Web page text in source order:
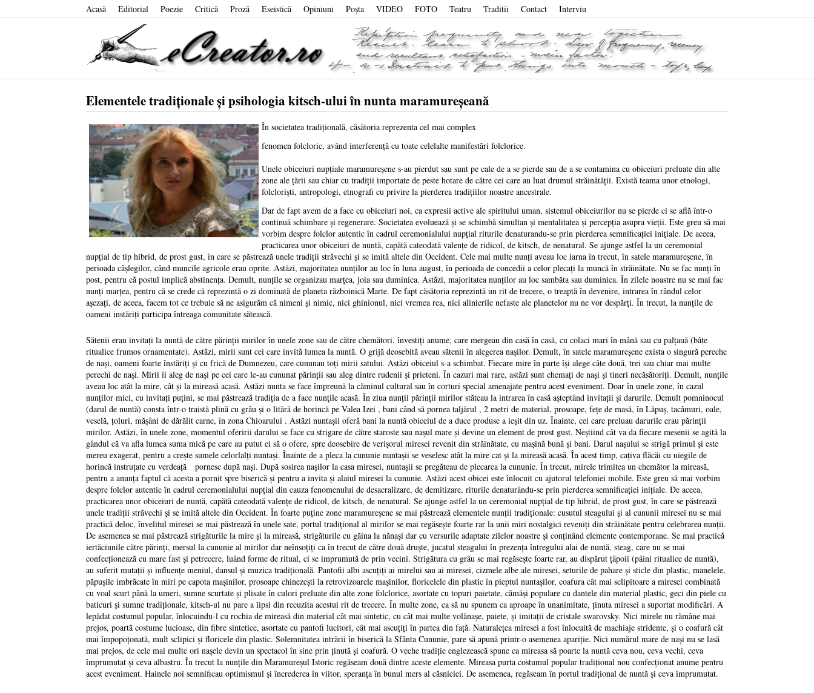
Acasă Editorial Poezie Critică Proză Eseistică Opiniuni Poşta VIDEO FOTO Teatru Traditii Contact Interviu
Elementele tradiţionale şi psihologia kitsch-ului în nunta maramureşeană
În societatea tradiţională, căsătoria reprezenta cel mai complex
fenomen folcloric, având interferenţă cu toate celelalte manifestări folclorice.
Unele obiceiuri nupţiale maramureşene s-au pierdut sau sunt pe cale de a se pierde sau de a se contamina cu obiceiuri preluate din alte
zone ale ţării sau chiar cu tradiţii importate de peste hotare de către cei care au luat drumul străinătăţii. Există teama unor etnologi,
folclorişti, antropologi, etnografi cu privire la pierderea tradiţiilor noastre ancestrale.
Dar de fapt avem de a face cu obiceiuri noi, ca expresii active ale spiritului uman, sistemul obiceiurilor nu se pierde ci se află într-o
continuă schimbare şi regenerare. Societatea evoluează şi se schimbă simultan şi mentalitatea şi percepţia asupra vieţii. Este greu să mai
vorbim despre folclor autentic în cadrul ceremonialului nupţial riturile denaturandu-se prin pierderea semnificaţiei iniţiale. De aceea,
practicarea unor obiceiuri de nuntă, capătă cateodată valenţe de ridicol, de kitsch, de nenatural. Se ajunge astfel la un ceremonial
nupţial de tip hibrid, de prost gust, în care se păstrează unele tradiţii străvechi şi se imită altele din Occident. Cele mai multe nunţi aveau loc iarna în trecut, în satele maramureşene, în
perioada câşlegilor, când muncile agricole erau oprite. Astăzi, majoritatea nunţilor au loc în luna august, în perioada de concedii a celor plecaţi la muncă în străinătate. Nu se fac nunţi în
post, pentru că postul implică abstinenţa. Demult, nunţile se organizau marţea, joia sau duminica. Astăzi, majoritatea nunţilor au loc sambăta sau duminica. În zilele noastre nu se mai fac
nunţi marţea, pentru că se crede că reprezintă o zi dominată de planeta războinică Marte. De fapt căsătoria reprezintă un rit de trecere, o treaptă în devenire, intrarea în rândul celor
aşezaţi, de aceea, facem tot ce trebuie să ne asigurăm că nimeni şi nimic, nici ghinionul, nici vremea rea, nici alinierile nefaste ale planetelor nu ne vor despărţi. În trecut, la nunţile de
oameni instăriţi participa întreaga comunitate sătească.
Sătenii erau invitaţi la nuntă de către părinţii mirilor în unele zone sau de către chemători, învestiţi anume, care mergeau din casă în casă, cu colaci mari în mână sau cu palţauă (bâte
ritualice frumos ornamentate). Astăzi, mirii sunt cei care invită lumea la nuntă. O grijă deosebită aveau sătenii în alegerea naşilor. Demult, în satele maramureşene exista o singură pereche
de naşi, oameni foarte înstăriţi şi cu frică de Dumnezeu, care cununau toţi mirii satului. Astăzi obiceiul s-a schimbat. Fiecare mire în parte îşi alege câte două, trei sau chiar mai multe
perechi de naşi. Mirii îi aleg de naşi pe cei care le-au cununat părinţii sau aleg dintre rudenii şi prieteni. În cazuri mai rare, astăzi sunt chemaţi de naşi şi tineri necăsătoriţi. Demult, nunţile
aveau loc atât la mire, cât şi la mireasă acasă. Astăzi nunta se face împreună la căminul cultural sau în corturi special amenajate pentru acest eveniment. Doar în unele zone, în cazul
nunţilor mici, cu invitaţi puţini, se mai păstrează tradiţia de a face nunţile acasă. În ziua nunţii părinţii mirilor stăteau la intrarea în casă aşteptând invitaţii şi darurile. Demult pomninocul
(darul de nuntă) consta într-o traistă plină cu grâu şi o litără de horincă pe Valea Izei , bani când să pornea taljărul , 2 metri de material, prosoape, feţe de masă, în Lăpuş, tacâmuri, oale,
veselă, ţoluri, măşâni de dărălit carne, în zona Chioarului . Astăzi nuntaşii oferă bani la nuntă obiceiul de a duce produse a ieşit din uz. Înainte, cei care preluau darurile erau părinţii
mirilor. Astăzi, în unele zone, momentul oferirii darului se face cu strigare de către staroste sau naşul mare şi devine un element de prost gust. Neştiind cât va da fiecare mesenii se agită la
gândul că va afla lumea suma mică pe care au putut ei să o ofere, spre deosebire de verişorul miresei revenit din străinătate, cu maşină bună şi bani. Darul naşului se strigă primul şi este
mereu exagerat, pentru a creşte sumele celorlalţi nuntaşi. Înainte de a pleca la cununie nuntaşii se veselesc atât la mire cat şi la mireasă acasă. În acest timp, caţiva flăcăi cu uiegile de
horincă instruţate cu verdeaţă pornesc după naşi. După sosirea naşilor la casa miresei, nuntaşii se pregăteau de plecarea la cununie. În trecut, mirele trimitea un chemător la mireasă,
pentru a anunţa faptul că acesta a pornit spre biserică şi pentru a invita şi alaiul miresei la cununie. Astăzi acest obicei este înlocuit cu ajutorul telefoniei mobile. Este greu să mai vorbim
despre folclor autentic în cadrul ceremonialului nupţial din cauza fenomenului de desacralizare, de demitizare, riturile denaturându-se prin pierderea semnificaţiei iniţiale. De aceea,
practicarea unor obiceiuri de nuntă, capătă cateodată valenţe de ridicol, de kitsch, de nenatural. Se ajunge astfel la un ceremonial nupţial de tip hibrid, de prost gust, în care se păstrează
unele tradiţii străvechi şi se imită altele din Occident. În foarte puţine zone maramureşene se mai păstrează elementele nunţii tradiţionale: cusutul steagului şi al cununii miresei nu se mai
practică deloc, învelitul miresei se mai păstrează în unele sate, portul tradiţional al mirilor se mai regăseşte foarte rar la unii miri nostalgici reveniţi din străinătate pentru celebrarea nunţii.
De asemenea se mai păstrează strigăturile la mire şi la mireasă, strigăturile cu găina la nănaşi dar cu versurile adaptate zilelor noastre şi conţinând elemente contemporane. Se mai practică
iertăciunile către părinţi, mersul la cununie al mirilor dar neînsoţiţi ca în trecut de către două druşte, jucatul steagului în prezenţa întregului alai de nuntă, steag, care nu se mai
confecţionează cu mare fast şi petrecere, luând forme de ritual, ci se imprumută de prin vecini. Strigătura cu grâu se mai regăseşte foarte rar, au dispărut ţâpoii (pâini ritualice de nuntă),
au suferit mutaţii şi influenţe meniul, dansul şi muzica tradiţională. Pantofii albi ascuţiţi ai mirelui sau ai miresei, cizmele albe ale miresei, seturile de pahare şi sticle din plastic, manelele,
păpuşile imbrăcate în miri pe capota maşinilor, prosoape chinezeşti la retrovizoarele maşinilor, floricelele din plastic în pieptul nuntaşilor, coafura cât mai sclipitoare a miresei combinată
cu voal scurt până la umeri, sumne scurtate şi plisate în culori preluate din alte zone folclorice, asortate cu topuri paietate, cămăşi populare cu dantele din material plastic, geci din piele cu
baticuri şi sumne tradiţionale, kitsch-ul nu pare a lipsi din recuzita acestui rit de trecere. În multe zone, ca să nu spunem ca aproape în unanimitate, ţinuta miresei a suportat modificări. A
lepădat costumul popular, înlocuindu-l cu rochia de mireasă din material cât mai sintetic, cu cât mai multe volănaşe, paiete, şi imitaţii de cristale swarovsky. Nici mirele nu rămâne mai
prejos, poartă costume lucioase, din fibre sintetice, asortate cu pantofi lucitori, cât mai ascuţiţi în partea din faţă. Naturaleţea miresei a fost înlocuită de machiaje stridente, şi o coafură cât
mai împopoţonată, mult sclipici şi floricele din plastic. Solemnitatea intrării în biserică la Sfânta Cununie, pare să apună printr-o asemenea apariţie. Nici numărul mare de naşi nu se lasă
mai prejos, de cele mai multe ori naşele devin un spectacol în sine prin ţinută şi coafură. O veche tradiţie englezească spune ca mireasa să poarte la nuntă ceva nou, ceva vechi, ceva
împrumutat şi ceva albastru. În trecut la nunţile din Maramureşul Istoric regăseam două dintre aceste elemente. Mireasa purta costumul popular tradiţional nou confecţionat anume pentru
acest eveniment. Hainele noi semnificau optimismul şi încrederea în viitor, speranţa în bunul mers al căsniciei. De asemenea, regăseam în portul tradiţional de nuntă şi ceva împrumutat.